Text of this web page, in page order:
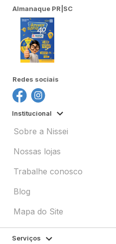
Almanaque PR|SC
Redes sociais
Institucional
Sobre a Nissei
Nossas lojas
Trabalhe conosco
Blog
Mapa do Site
Serviços